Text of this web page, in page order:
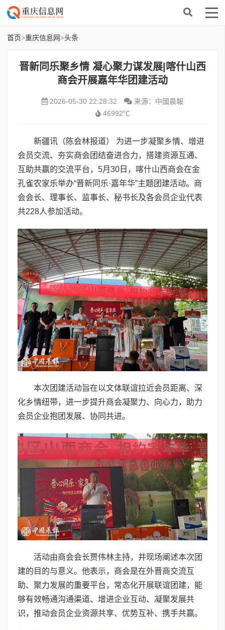
首页>重庆信息网>头条
晋新同乐聚乡情 凝心聚力谋发展|喀什山西
商会开展嘉年华团建活动
2026-05-30 22:28:32
来源：中國晨報
46992℃
新疆讯（陈会林报道） 为进一步凝聚乡情、增进
会员交流、夯实商会团结奋进合力，搭建资源互通、
互助共赢的交流平台，5月30日，喀什山西商会在金
孔雀农家乐举办“晋新同乐·嘉年华”主题团建活动。商
会会长、理事长、监事长、秘书长及各会员企业代表
共228人参加活动。
本次团建活动旨在以文体联谊拉近会员距离、深
化乡情纽带，进一步提升商会凝聚力、向心力，助力
会员企业抱团发展、协同共进。
活动由商会会长贾伟林主持，并现场阐述本次团
建的目的与意义。他表示，商会是在外晋商交流互
助、聚力发展的重要平台，常态化开展联谊团建，能
够有效畅通沟通渠道、增进企业互动、凝聚发展共
识，推动会员企业资源共享、优势互补、携手共赢。